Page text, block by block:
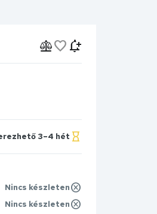
3–4 hét
Nincs készleten
Nincs készleten